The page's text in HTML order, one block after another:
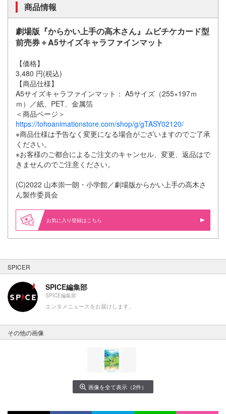
商品情報
劇場版『からかい上手の高木さん』ムビチケカード型
前売券＋A5サイズキャラファインマット
【価格】
3,480 円(税込)
【商品仕様】
A5サイズキャラファインマット： A5サイズ（255×197ｍ
ｍ）／紙、PET、金属箔
＜商品ページ＞
https://tohoanimationstore.com/shop/g/gTASY02120/
※商品仕様は予告なく変更になる場合がございますのでご了承
ください。
※お客様のご都合によるご注文のキャンセル、変更、返品はで
きませんのでご注意ください。
(C)2022 山本崇一朗・小学館／劇場版からかい上手の高木さ
ん製作委員会
お気に入り登録はこちら
SPICER
SPICE編集部
SPICE編集部
エンタメニュースをお届けします。
その他の画像
画像を全て表示（2件）